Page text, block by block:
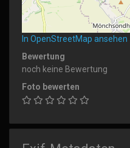
In OpenStreetMap ansehen
Bewertung
noch keine Bewertung
Foto bewerten